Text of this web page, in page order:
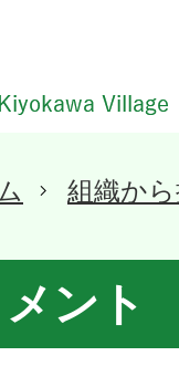
組織か
ント